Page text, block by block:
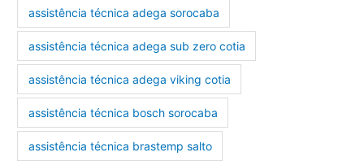
assistência técnica adega sorocaba
assistência técnica adega sub zero cotia
assistência técnica adega viking cotia
assistência técnica bosch sorocaba
assistência técnica brastemp salto